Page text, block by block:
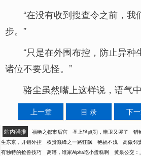
“在没有收到搜查令之前，我
步。”
“只是在外围布控，防止异种
诸位不要见怪。”
骆尘虽然嘴上这样说，语气
上一章 目 录 下
站内强推 福艳之都市后宫 圣上轻点罚，暗卫又哭了 猎
生东京，开错外挂
权贵巅峰之一路狂飙 艳福不浅 高傲邻
有独特的捡兽技巧
离谱，谁家Alpha吃小蛋糕啊 黄泉公交：